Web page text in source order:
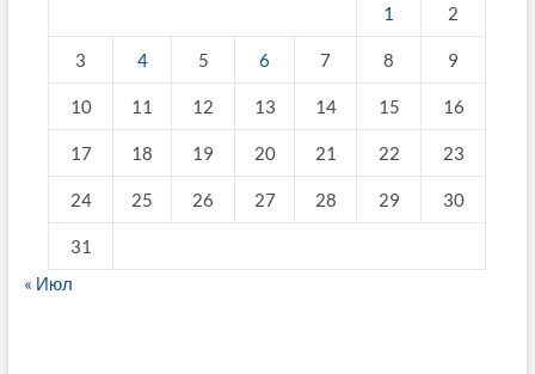
1 2
3 4 5 6 7 8 9
10 11 12 13 14 15 16
17 18 19 20 21 22 23
24 25 26 27 28 29 30
31
« Июл